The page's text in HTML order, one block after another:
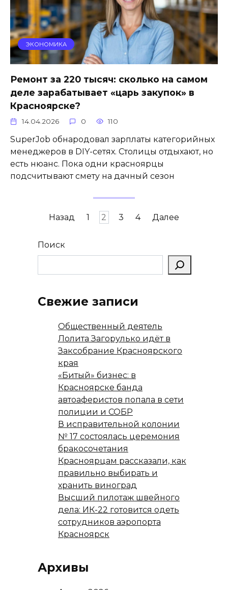
ЭКОНОМИКА
Ремонт за 220 тысяч: сколько на самом
деле зарабатывает «царь закупок» в
Красноярске?
14.04.2026 0 110
SuperJob обнародовал зарплаты категорийных
менеджеров в DIY-сетях. Столицы отдыхают, но
есть нюанс. Пока одни красноярцы
подсчитывают смету на дачный сезон
ПагинацияНазад 1 2 3 4 Далее
Поиск
Свежие записи
Общественный деятель
Лолита Загорулько идёт в
Заксобрание Красноярского
края
«Битый» бизнес: в
Красноярске банда
автоаферистов попала в сети
полиции и СОБР
В исправительной колонии
№ 17 состоялась церемония
бракосочетания
Красноярцам рассказали, как
правильно выбирать и
хранить виноград
Высший пилотаж швейного
дела: ИК-22 готовится одеть
сотрудников аэропорта
Красноярск
Архивы